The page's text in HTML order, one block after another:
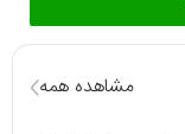
مشاهده همه